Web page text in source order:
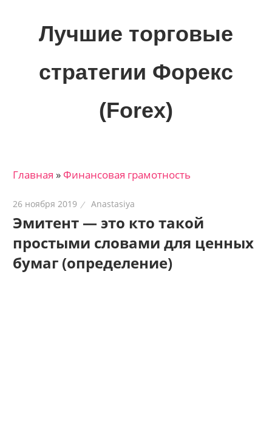
Лучшие торговые
стратегии Форекс
(Forex)
трейдеров
финансовых
рынках:
стратегии,
сигналы,
новости…
Главная » Финансовая грамотность
26 ноября 2019 Anastasiya
Эмитент — это кто такой
простыми словами для ценных
бумаг (определение)